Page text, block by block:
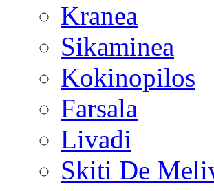
Kranea
Sikaminea
Kokinopilos
Farsala
Livadi
Skiti De